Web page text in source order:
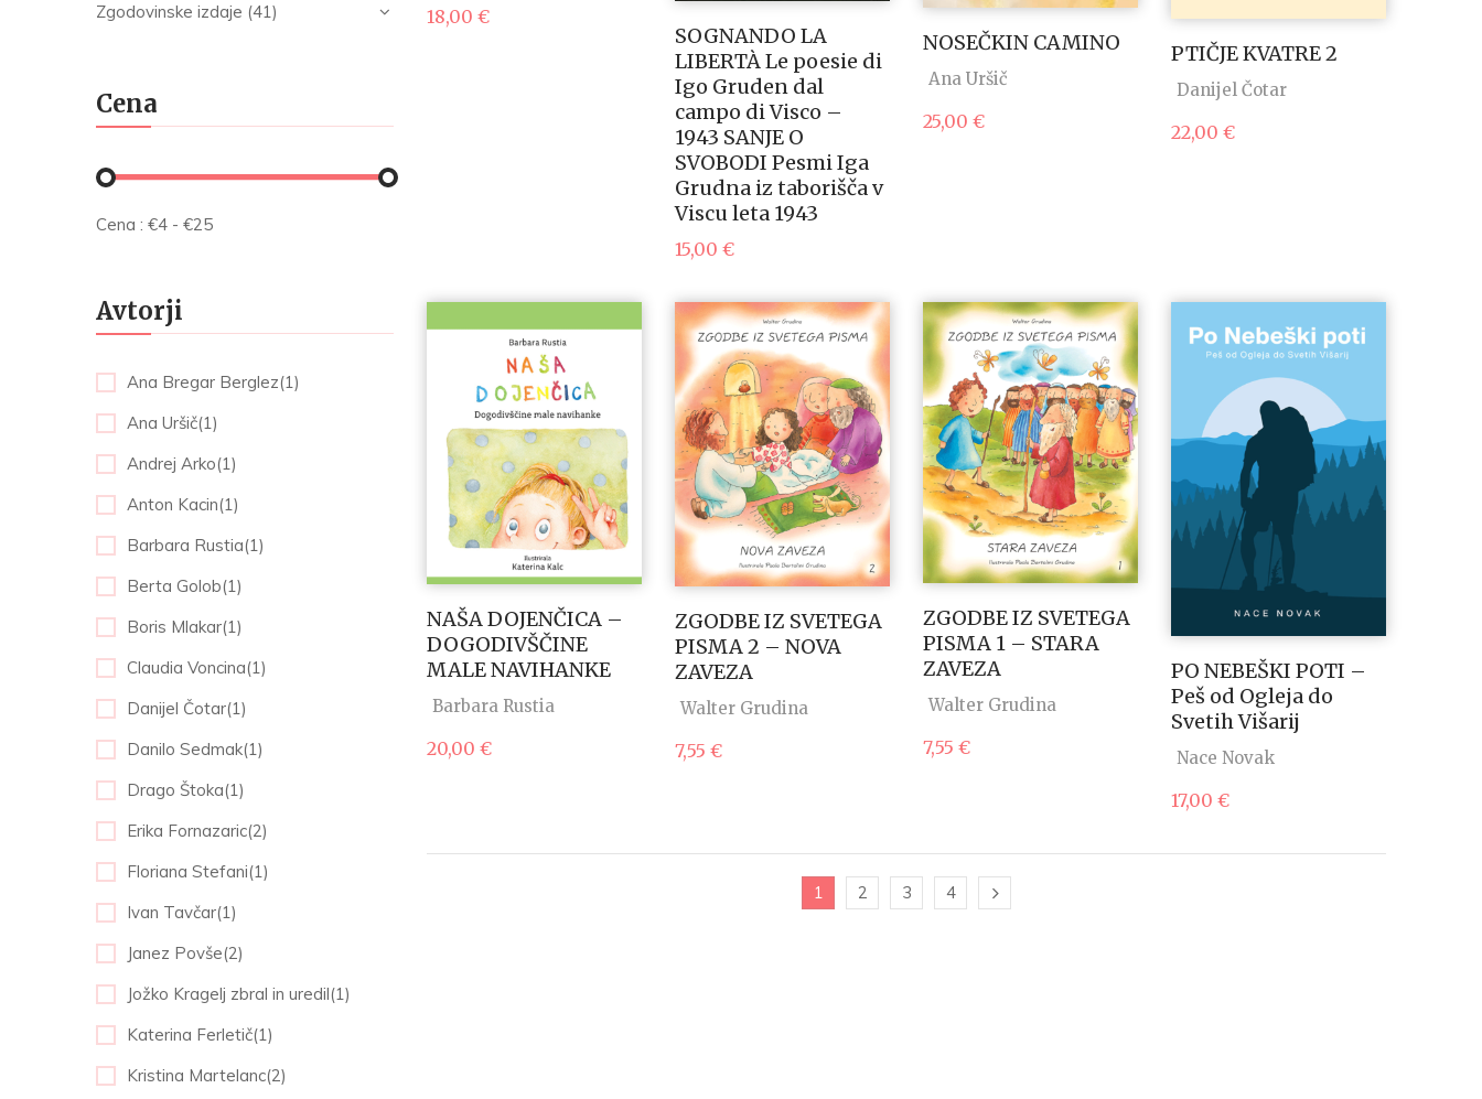
Zgodovinske izdaje (41)
Cena
Cena : €4 - €25
Avtorji
Ana Bregar Berglez(1)
Ana Uršič(1)
Andrej Arko(1)
Anton Kacin(1)
Barbara Rustia(1)
Berta Golob(1)
Boris Mlakar(1)
Claudia Voncina(1)
Danijel Čotar(1)
Danilo Sedmak(1)
Drago Štoka(1)
Erika Fornazaric(2)
Floriana Stefani(1)
Ivan Tavčar(1)
Janez Povše(2)
Jožko Kragelj zbral in uredil(1)
Katerina Ferletič(1)
Kristina Martelanc(2)
18,00 €
SOGNANDO LA
LIBERTÀ Le poesie di
Igo Gruden dal
campo di Visco –
1943 SANJE O
SVOBODI Pesmi Iga
Grudna iz taborišča v
Viscu leta 1943
15,00 €
NOSEČKIN CAMINO
Ana Uršič
25,00 €
PTIČJE KVATRE 2
Danijel Čotar
22,00 €
NAŠA DOJENČICA –
DOGODIVŠČINE
MALE NAVIHANKE
Barbara Rustia
20,00 €
ZGODBE IZ SVETEGA
PISMA 2 – NOVA
ZAVEZA
Walter Grudina
7,55 €
ZGODBE IZ SVETEGA
PISMA 1 – STARA
ZAVEZA
Walter Grudina
7,55 €
PO NEBEŠKI POTI –
Peš od Ogleja do
Svetih Višarij
Nace Novak
17,00 €
1 2 3 4